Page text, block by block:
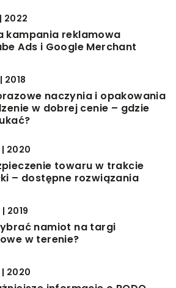
2022
kampania reklamowa
Ads i Google Merchant
2018
naczynia i opakowania
w dobrej cenie – gdzie
| 2020
towaru w trakcie
– dostępne rozwiązania
2019
namiot na targi
w terenie?
| 2020